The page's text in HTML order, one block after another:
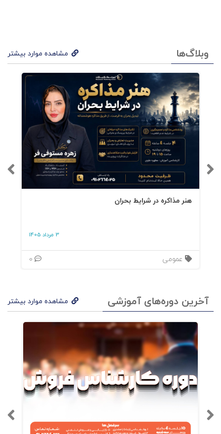
وبلاگ‌ها مشاهده موارد بیشتر
هنر مذاکره در شرایط بحران
3 مرداد 1405
عمومی
آخرین دوره‌های آموزشی مشاهده موارد بیشتر